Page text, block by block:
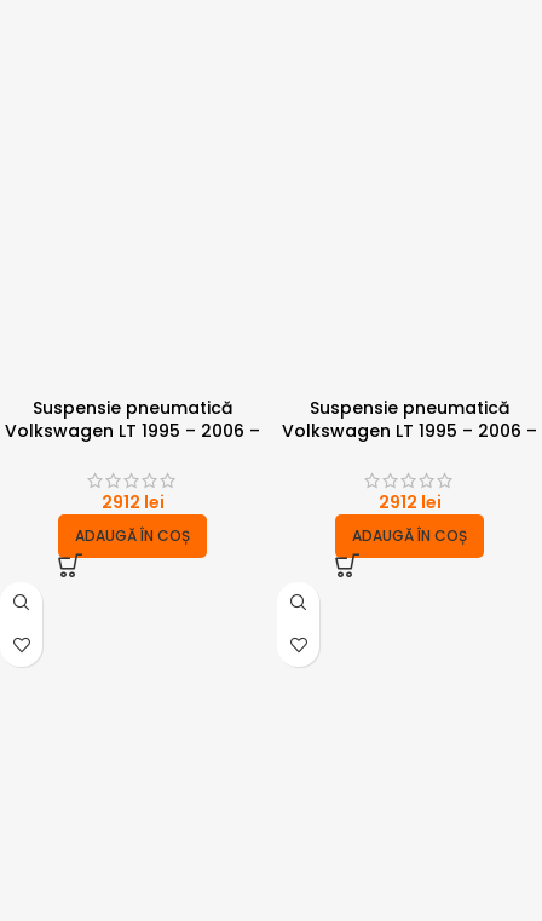
Suspensie pneumatică
Volkswagen LT 1995 – 2006 –
2912 lei
ADAUGĂ ÎN COȘ
Suspensie pneumatică
Volkswagen LT 1995 – 2006 –
2912 lei
ADAUGĂ ÎN COȘ